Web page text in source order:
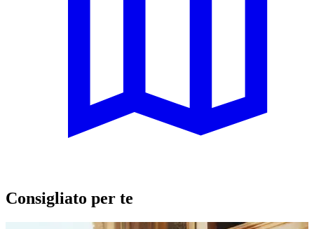
Consigliato per te